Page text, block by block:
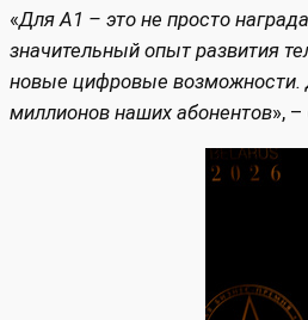
«Для А1 – это не просто
значительный опыт развития
новые цифровые возможности.
миллионов наших абонентов»,